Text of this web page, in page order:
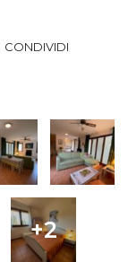
CONDIVIDI
+2